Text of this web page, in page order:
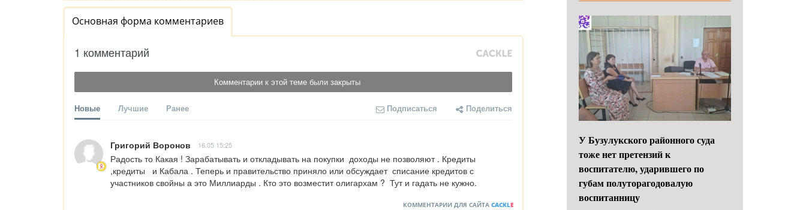
Основная форма комментариев
1 комментарий
Комментарии к этой теме были закрыты
Новые Лучшие Ранее Подписаться Поделиться
Григорий Воронов 16.05 15:25
Радость то Какая ! Зарабатывать и откладывать на покупки  доходы не позволяют . Кредиты
,кредиты   и Кабала . Теперь и правительство приняло или обсуждает  списание кредитов с
участников свойны а это Миллиарды . Кто это возместит олигархам ?  Тут и гадать не кужно.
КОММЕНТАРИИ ДЛЯ САЙТА CACKLE
У Бузулукского районного суда
тоже нет претензий к
воспитателю, ударившего по
губам полуторагодовалую
воспитанницу